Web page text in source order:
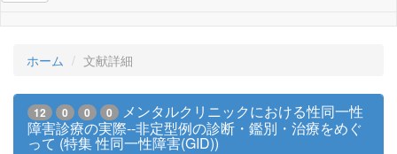
ホーム 文献詳細
12 0 0 0
メンタルクリニックにおける性同一性
障害診療の実際--非定型例の診断・鑑別・治療をめぐ
って (特集 性同一性障害(GID))